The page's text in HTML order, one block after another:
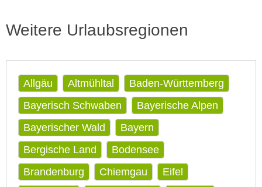
Weitere Urlaubsregionen
Allgäu Altmühltal
Baden-Württemberg
Bayerisch Schwaben
Bayerische Alpen
Bayerischer Wald
Bayern
Bergische Land
Bodensee
Brandenburg
Chiemgau
Eifel